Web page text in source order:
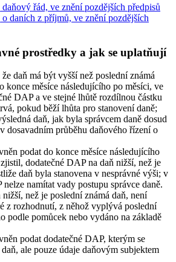
řád, ve znění pozdějších předpisů
daních z příjmů, ve znění pozdějších
prostředky a jak se uplatňují
daň má být vyšší než poslední známá
konce měsíce následujícího po měsíci, ve
DAP a ve stejné lhůtě rozdílnou částku
pokud běží lhůta pro stanovení daně;
daň, jak byla správcem daně dosud
dosavadním průběhu daňového řízení o
podat do konce měsíce následujícího
dodatečné DAP na daň nižší, než je
daň byla stanovena v nesprávné výši; v
namítat vady postupu správce daně.
než je poslední známá daň, není
z rozhodnutí, z něhož vyplývá poslední
podle pomůcek nebo vydáno na základě
podat dodatečné DAP, kterým se
ale pouze údaje daňovým subjektem